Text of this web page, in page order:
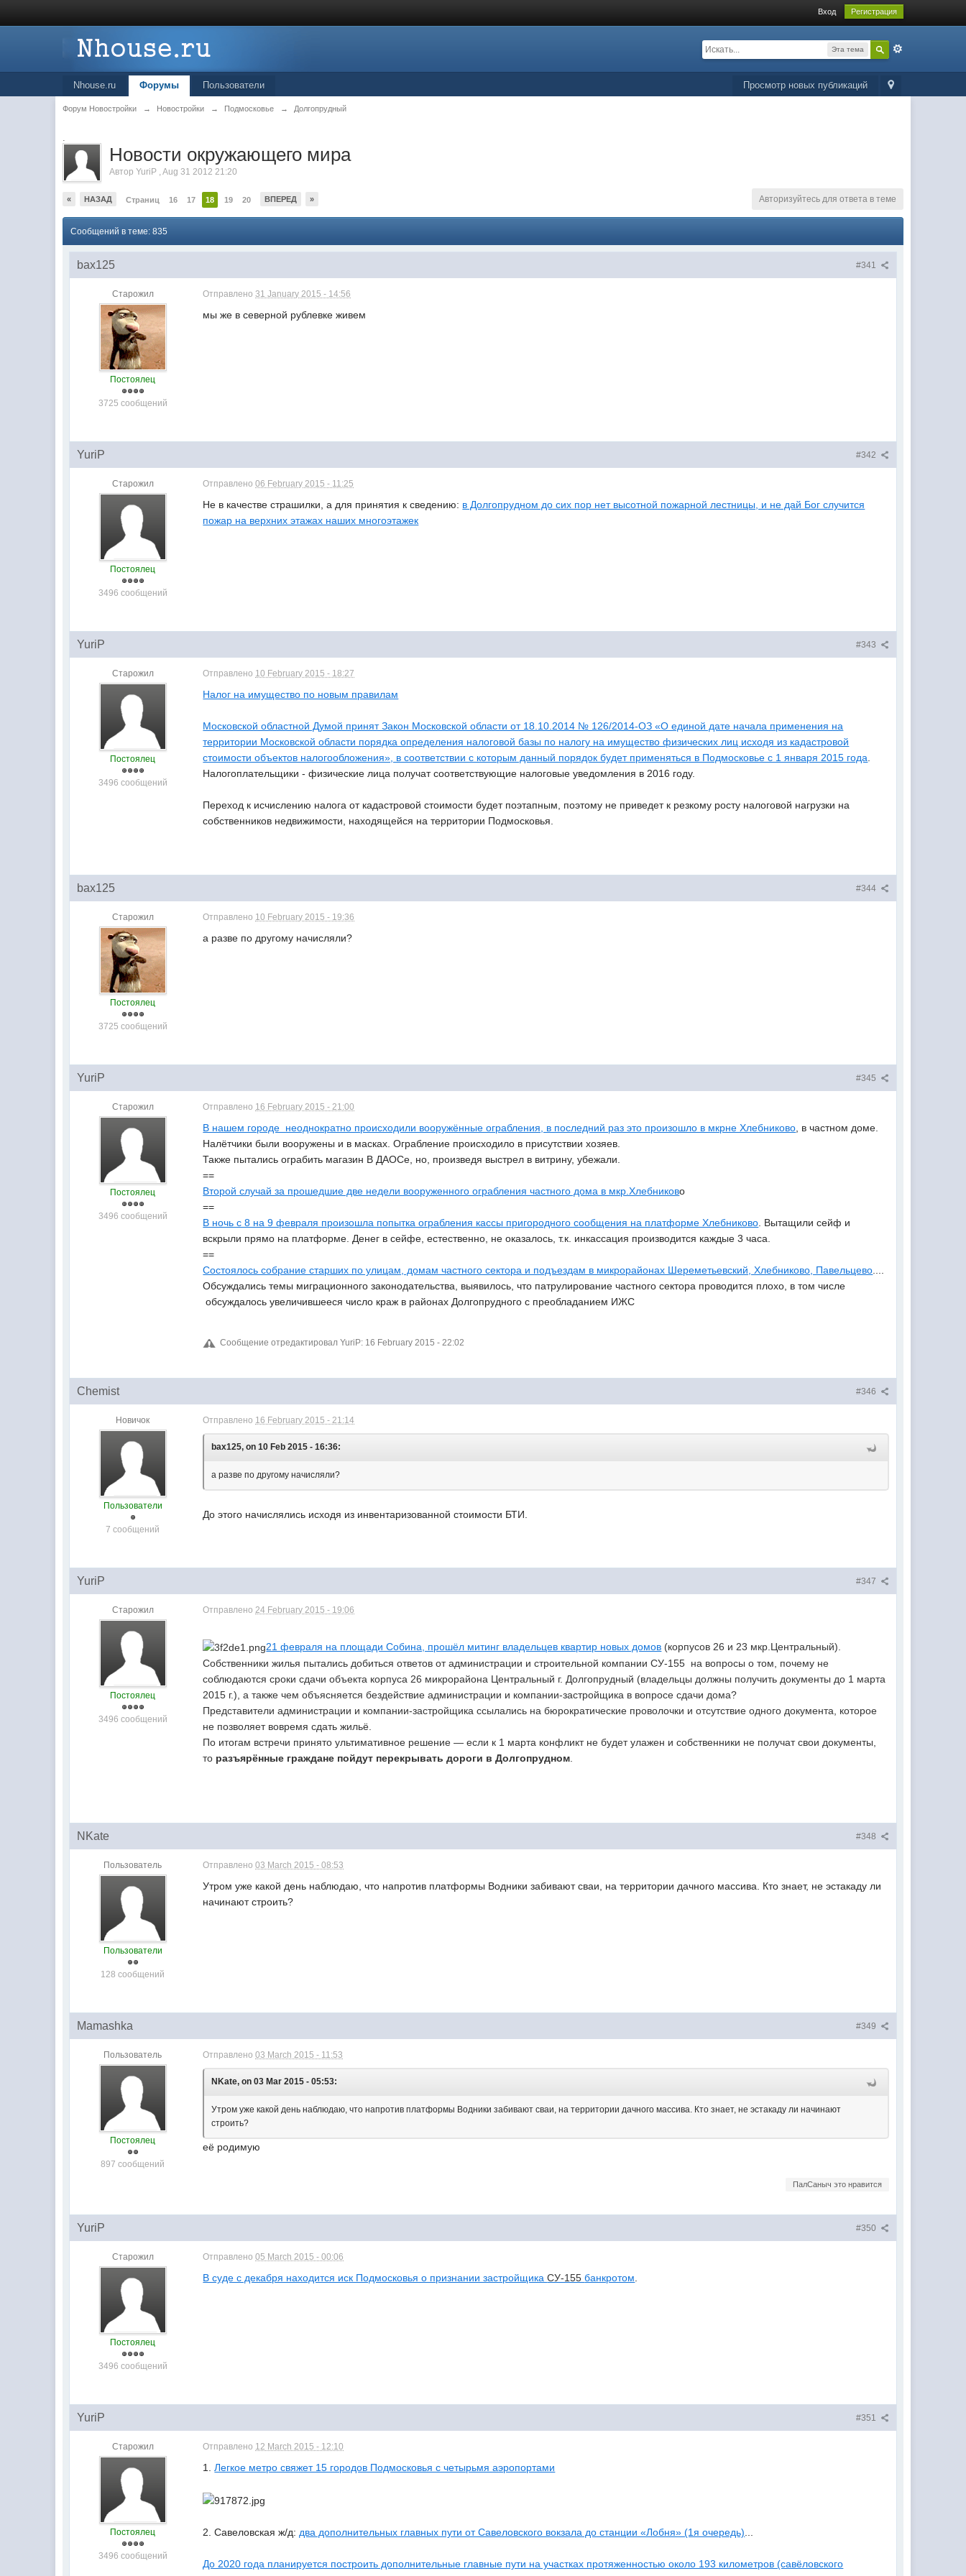
Вход Регистрация
Эта тема
Просмотр новых публикаций
Nhouse.ru Форумы Пользователи
Форум Новостройки → Новостройки → Подмосковье → Долгопрудный
.
Новости окружающего мира
АвторYuriP ,Aug 31 2012 21:20
« НАЗАД Страниц 16 17 18 19 20 ВПЕРЕД » Авторизуйтесь для ответа в теме
Сообщений в теме: 835
#341
bax125
Старожил
Постоялец
3725 сообщений
Отправлено31 January 2015 - 14:56
мы же в северной рублевке живем
#342
YuriP
Старожил
Постоялец
3496 сообщений
Отправлено06 February 2015 - 11:25
Не в качестве страшилки, а для принятия к сведению: в Долгопрудном до сих пор нет высотной пожарной лестницы, и не дай Бог случится
пожар на верхних этажах наших многоэтажек
#343
YuriP
Старожил
Постоялец
3496 сообщений
Отправлено 10 February 2015 - 18:27
Налог на имущество по новым правилам
Московской областной Думой принят Закон Московской области от 18.10.2014 № 126/2014-ОЗ «О единой дате начала применения на
территории Московской области порядка определения налоговой базы по налогу на имущество физических лиц исходя из кадастровой
стоимости объектов налогообложения», в соответствии с которым данный порядок будет применяться в Подмосковье с 1 января 2015 года
Налогоплательщики - физические лица получат соответствующие налоговые уведомления в 2016 году.
Переход к исчислению налога от кадастровой стоимости будет поэтапным, поэтому не приведет к резкому росту налоговой нагрузки на
собственников недвижимости, находящейся на территории Подмосковья.
#344
bax125
Старожил
Постоялец
3725 сообщений
Отправлено 10 February 2015 - 19:36
а разве по другому начисляли?
#345
YuriP
Старожил
Постоялец
3496 сообщений
Отправлено 16 February 2015 - 21:00
В нашем городе неоднократно происходили вооружённые ограбления, в последний раз это произошло в мкрне Хлебниково , в частном доме.
Налётчики были вооружены и в масках. Ограбление происходило в присутствии хозяев.
Также пытались ограбить магазин В ДАОСе, но, произведя выстрел в витрину, убежали.
==
Второй случай за прошедшие две недели вооруженного ограбления частного дома в мкр.Хлебниково
==
В ночь с 8 на 9 февраля произошла попытка ограбления кассы пригородного сообщения на платформе Хлебниково . Вытащили сейф и
вскрыли прямо на платформе. Денег в сейфе, естественно, не оказалось, т.к. инкассация производится каждые 3 часа.
==
Состоялось собрание старших по улицам, домам частного сектора и подъездам в микрорайонах Шереметьевский, Хлебниково, Павельцево
Обсуждались темы миграционного законодательства, выявилось, что патрулирование частного сектора проводится плохо, в том числе
обсуждалось увеличившееся число краж в районах Долгопрудного с преобладанием ИЖС
Сообщение отредактировал YuriP: 16 February 2015 - 22:02
#346
Chemist
Новичок
Пользователи
7 сообщений
Отправлено 16 February 2015 - 21:14
bax125, on 10 Feb 2015 - 16:36:
а разве по другому начисляли?
До этого начислялись исходя из инвентаризованной стоимости БТИ.
#347
YuriP
Старожил
Постоялец
3496 сообщений
Отправлено24 February 2015 - 19:06
21 февраля на площади Собина, прошёл митинг владельцев квартир новых домов (корпусов 26 и 23 мкр.Центральный).
Собственники жилья пытались добиться ответов от администрации и строительной компании СУ-155 на вопросы о том, почему не
соблюдаются сроки сдачи объекта корпуса 26 микрорайона Центральный г. Долгопрудный (владельцы должны получить документы до 1 марта
2015 г.), а также чем объясняется бездействие администрации и компании-застройщика в вопросе сдачи дома?
Представители администрации и компании-застройщика ссылались на бюрократические проволочки и отсутствие одного документа, которое
не позволяет вовремя сдать жильё.
По итогам встречи принято ультимативное решение — если к 1 марта конфликт не будет улажен и собственники не получат свои документы,
то разъярённые граждане пойдут перекрывать дороги в Долгопрудном.
#348
NKate
Пользователь
Пользователи
128 сообщений
Отправлено03 March 2015 - 08:53
Утром уже какой день наблюдаю, что напротив платформы Водники забивают сваи, на территории дачного массива. Кто знает, не эстакаду ли
начинают строить?
#349
Mamashka
Пользователь
Постоялец
897 сообщений
Отправлено03 March 2015 - 11:53
NKate, on 03 Mar 2015 - 05:53:
Утром уже какой день наблюдаю, что напротив платформы Водники забивают сваи, на территории дачного массива. Кто знает, не эстакаду ли начинают
строить?
её родимую
ПалСаныч это нравится
#350
YuriP
Старожил
Постоялец
3496 сообщений
Отправлено05 March 2015 - 00:06
В суде с декабря находится иск Подмосковья о признании застройщикаСУ-155банкротом.
#351
YuriP
Старожил
Постоялец
3496 сообщений
Отправлено 12 March 2015 - 12:10
1.Легкое метро свяжет 15 городов Подмосковья с четырьмя аэропортами
2. Савеловская ж/д: два дополнительных главных пути от Савеловского вокзала до станции «Лобня» (1я очередь)
До 2020 года планируется построить дополнительные главные пути на участках протяженностью около 193 километров (савёловского